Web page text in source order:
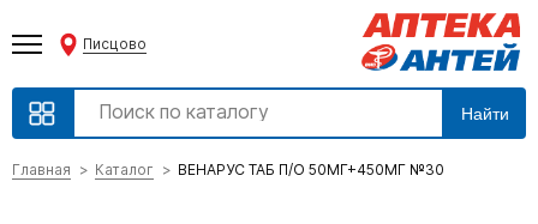
Писцово
Найти
Главная Каталог ВЕНАРУС ТАБ П/О 50МГ+450МГ №30